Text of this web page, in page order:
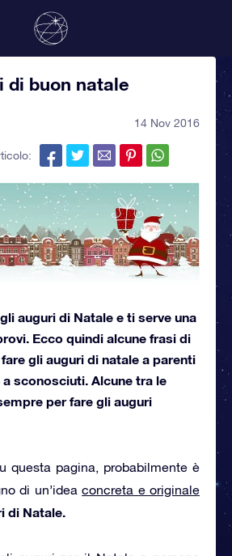
di buon natale
14 Nov 2016
auguri di Natale e ti serve una
Ecco quindi alcune frasi di
gli auguri di natale a parenti
a sconosciuti. Alcune tra le
per fare gli auguri
questa pagina, probabilmente è
di un’ideaconcreta e originale
di Natale.